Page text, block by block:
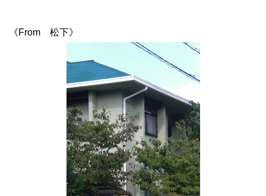
《From 松下》